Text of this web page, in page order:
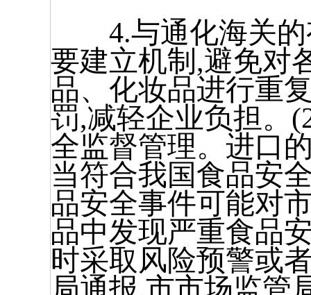
4.与通化海关的
要建立机制,避免对
品、化妆品进行重
罚,减轻企业负担。
全监督管理。进口
当符合我国食品安
品安全事件可能对
品中发现严重食品
时采取风险预警或